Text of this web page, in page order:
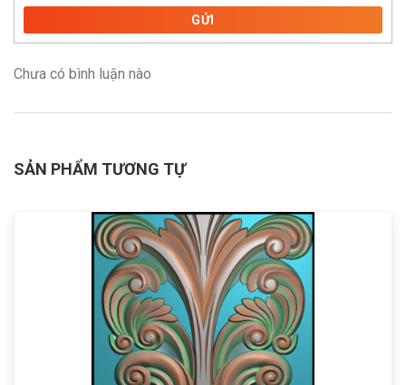
GỬI
Chưa có bình luận nào
SẢN PHẨM TƯƠNG TỰ